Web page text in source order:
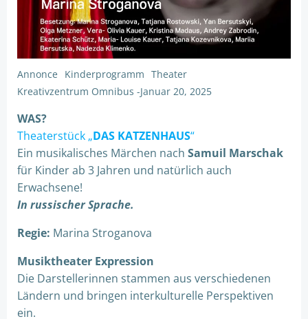
Annonce Kinderprogramm Theater
Kreativzentrum Omnibus -Januar 20, 2025
WAS?
Theaterstück „DAS KATZENHAUS“
Ein musikalisches Märchen nach Samuil Marschak
für Kinder ab 3 Jahren und natürlich auch
Erwachsene!
In russischer Sprache.
Regie: Marina Stroganova
Musiktheater Expression
Die Darstellerinnen stammen aus verschiedenen
Ländern und bringen interkulturelle Perspektiven
ein.